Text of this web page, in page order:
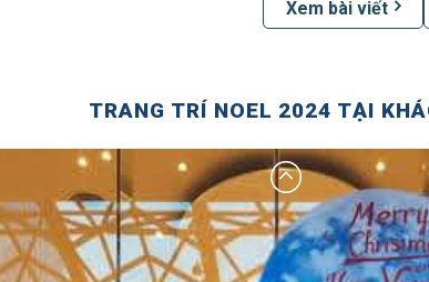
Xem bài viết
TRANG TRÍ NOEL 2024 TẠI